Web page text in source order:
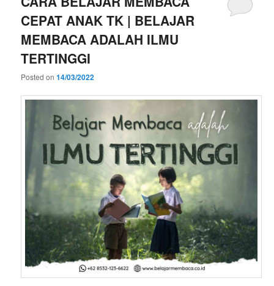
CEPAT ANAK TK | BELAJAR
MEMBACA ADALAH ILMU
TERTINGGI
Posted on14/03/2022